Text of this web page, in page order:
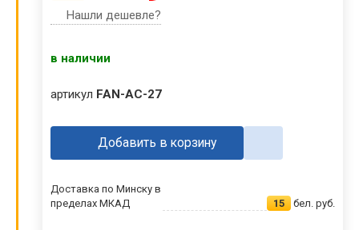
Нашли дешевле?
в наличии
артикул FAN-AC-27
Добавить в корзину
Доставка по Минску в
пределах МКАД
15 бел. руб.